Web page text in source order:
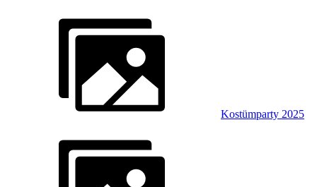
Kostümparty 2025